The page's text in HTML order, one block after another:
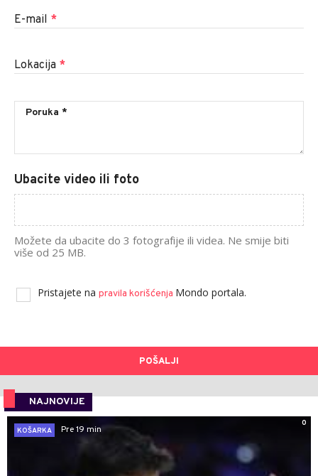
E-mail *
Lokacija *
Ubacite video ili foto
Možete da ubacite do 3 fotografije ili videa. Ne smije biti
više od 25 MB.
Pristajete na pravila korišćenja Mondo portala.
POŠALJI
NAJNOVIJE
0
KOŠARKA
Pre 19 min